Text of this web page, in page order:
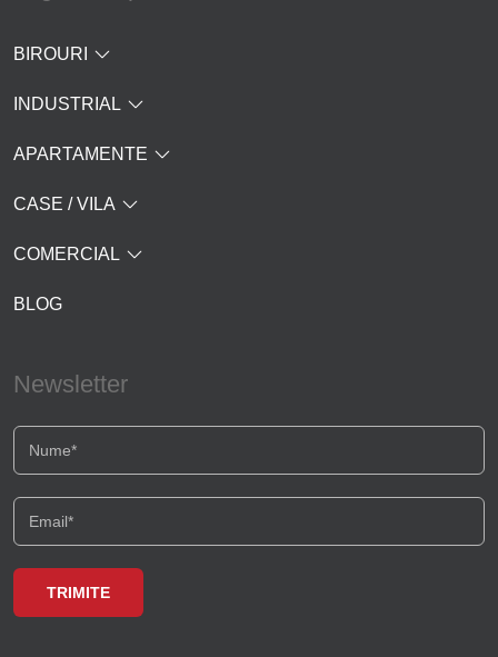
BIROURI
INDUSTRIAL
APARTAMENTE
CASE / VILA
COMERCIAL
BLOG
Newsletter